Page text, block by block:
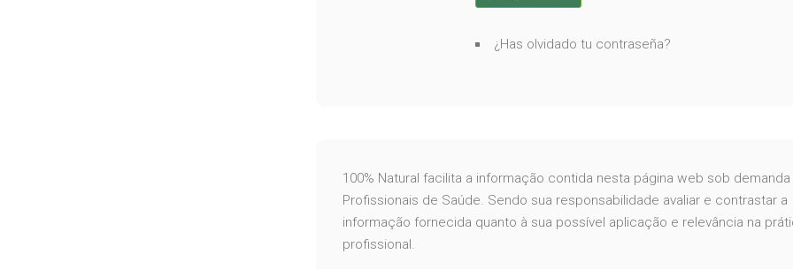
¿Has olvidado tu contraseña?
100% Natural facilita a informação contida nesta página web sob demanda
Profissionais de Saúde. Sendo sua responsabilidade avaliar e contrastar a
informação fornecida quanto à sua possível aplicação e relevância na
profissional.